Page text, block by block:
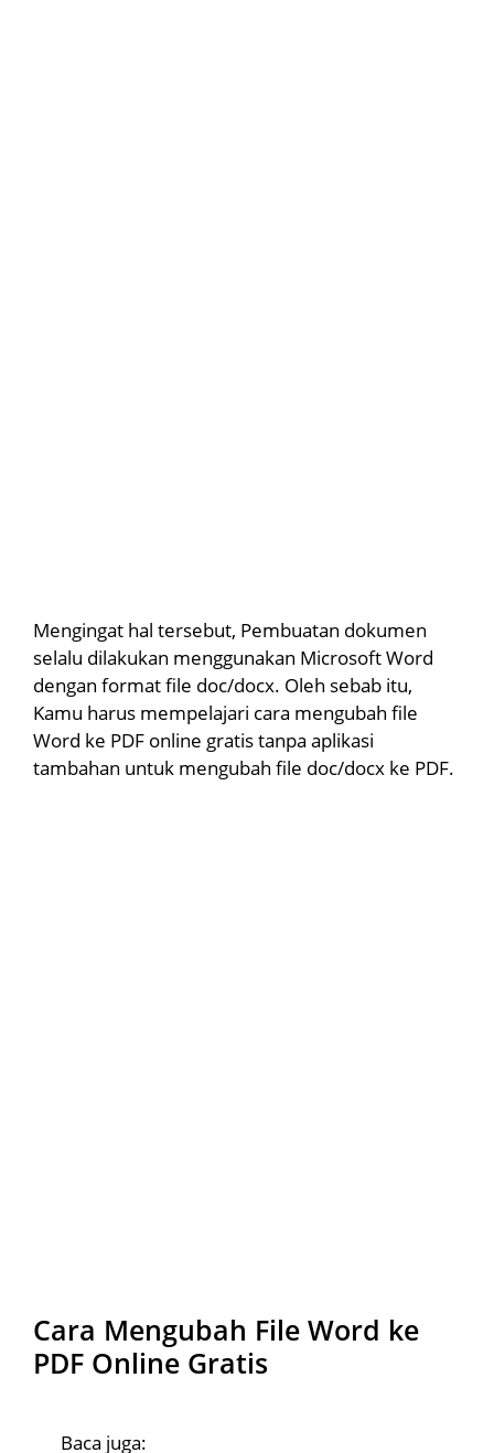
Mengingat hal tersebut, Pembuatan dokumen
selalu dilakukan menggunakan Microsoft Word
dengan format file doc/docx. Oleh sebab itu,
Kamu harus mempelajari cara mengubah file
Word ke PDF online gratis tanpa aplikasi
tambahan untuk mengubah file doc/docx ke PDF.
Cara Mengubah File Word ke
PDF Online Gratis
Baca juga: